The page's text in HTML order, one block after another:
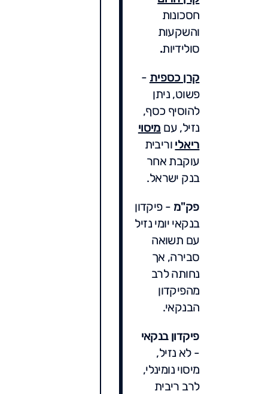
חסכונות
והשקעות
סולידיות.
קרן כספית -
פשוט, ניתן
להוסיף כסף,
נזיל, עם מיסוי
ריאלי וריבית
עוקבת אחר
בנק ישראל.
פק"מ - פיקדון
בנקאי יומי נזיל
עם תשואה
סבירה, אך
נחותה לרב
מהפיקדון
הבנקאי.
פיקדון בנקאי
- לא נזיל,
מיסוי נומינלי,
לרב ריבית